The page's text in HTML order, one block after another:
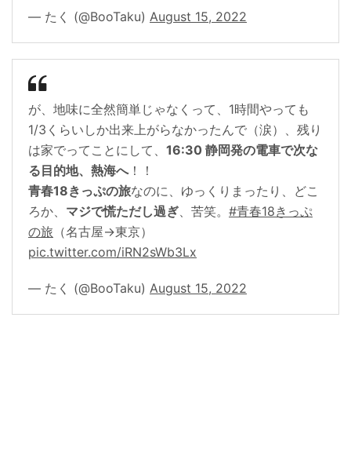
— たく (@BooTaku) August 15, 2022
が、地味に全然簡単じゃなくって、1時間やっても
1/3くらいしか出来上がらなかったんで（涙）、残り
は家でってことにして、 16:30 静岡発の電車で次な
る目的地、熱海へ！！
青春18きっぷの旅なのに、ゆっくりまったり、どこ
ろか、 マジで慌ただし過ぎ、苦笑。 #青春18きっぷ
の旅 （名古屋→東京）
pic.twitter.com/iRN2sWb3Lx
— たく (@BooTaku) August 15, 2022